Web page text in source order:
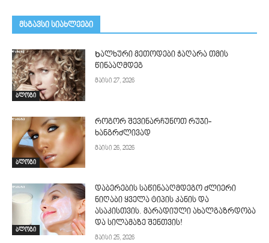
მსგავსი სიახლეები
ბლოგი
Ხალხური მეთოდები ჭაღარა თმის
წინააღმდეგ
მაისი 27, 2026
ბლოგი
როგორ შევინარჩუნოთ რუჯი-
ხანგრძლივად
მაისი 26, 2026
ბლოგი
დაბერების საწინააღმდეგო ძლიერი
ნიღაბი ყველა ტიპის კანის და
ასაკისთვის. მარადიული ახალგაზრდობა
და სილამაზე შენთვის!
მაისი 25, 2026